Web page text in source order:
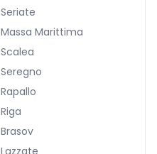
Seriate
Massa Marittima
Scalea
Seregno
Rapallo
Riga
Brasov
Lazzate